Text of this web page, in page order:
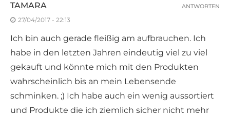
TAMARA
27/04/2017 - 22:13
Ich bin auch gerade fleißig am aufbrauchen. Ich
habe in den letzten Jahren eindeutig viel zu viel
gekauft und könnte mich mit den Produkten
wahrscheinlich bis an mein Lebensende
schminken. ;) Ich habe auch ein wenig aussortiert
und Produkte die ich ziemlich sicher nicht mehr
ANTWORTEN